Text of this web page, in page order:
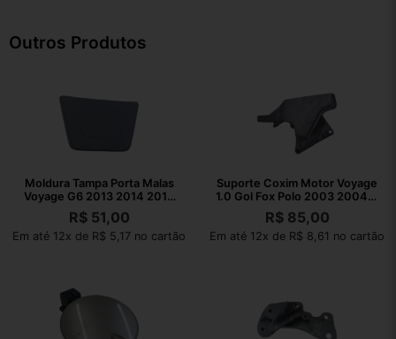
Outros Produtos
Moldura Tampa Porta Malas
Voyage G6 2013 2014 2015
2016
R$51,00
Em até 12x de R$ 5,17 no cartão
Suporte Coxim Motor Voyage
1.0 Gol Fox Polo 2003 2004 A
2021
R$85,00
Em até 12x de R$ 8,61 no cartão